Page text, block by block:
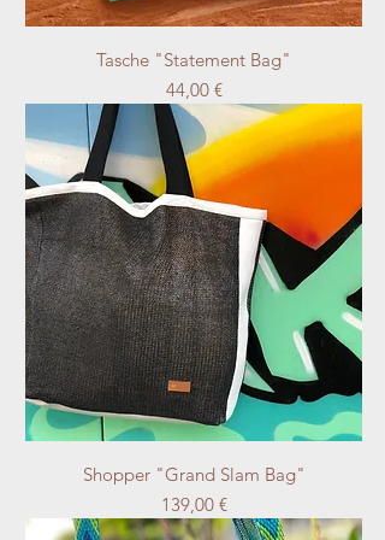
Tasche "Statement Bag"
Preis
44,00 €
Shopper "Grand Slam Bag"
Preis
139,00 €